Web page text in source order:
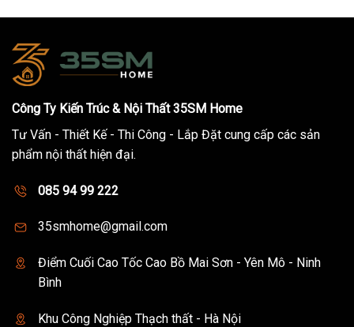
Công Ty Kiến Trúc & Nội Thất 35SM Home
Tư Vấn - Thiết Kế - Thi Công - Lắp Đặt cung cấp các sản
phẩm nội thất hiện đại.
085 94 99 222
35smhome@gmail.com
Điểm Cuối Cao Tốc Cao Bồ Mai Sơn - Yên Mô - Ninh
Bình
Khu Công Nghiệp Thạch thất - Hà Nội